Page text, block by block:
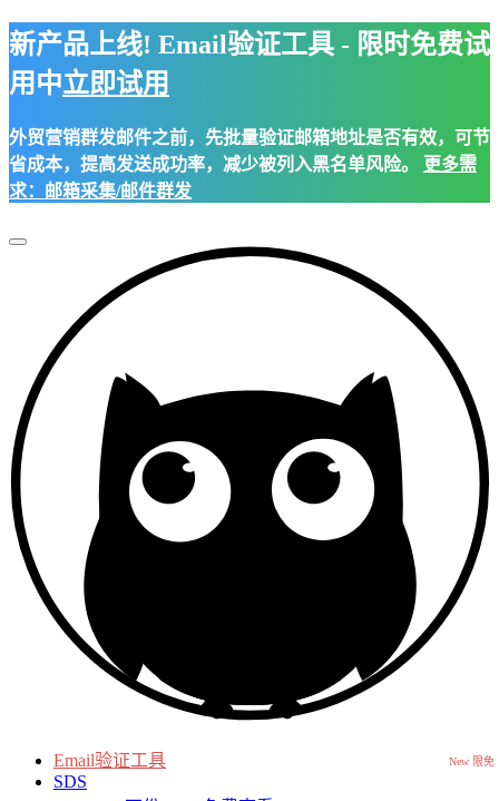
新产品上线! Email验证工具 - 限时免费试
用中立即试用
外贸营销群发邮件之前，先批量验证邮箱地址是否有效，可节
省成本，提高发送成功率，减少被列入黑名单风险。
更多需
求：邮箱采集/邮件群发
Toggle
Email验证工具 New 限免
SDS